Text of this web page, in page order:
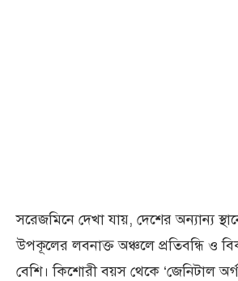
সরেজমিনে দেখা যায়, দেশের অন্যান্য
উপকূলের লবনাক্ত অঞ্চলে প্রতিবন্ধি ও
বেশি। কিশোরী বয়স থেকে ‘জেনিটাল